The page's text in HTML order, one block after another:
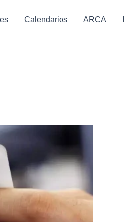
Calendarios ARCA